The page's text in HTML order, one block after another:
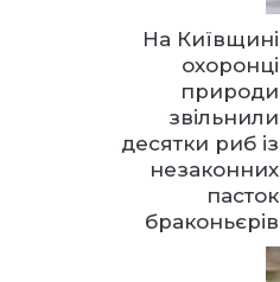
На Київщині
охоронці
природи
звільнили
десятки риб із
незаконних
пасток
браконьєрів